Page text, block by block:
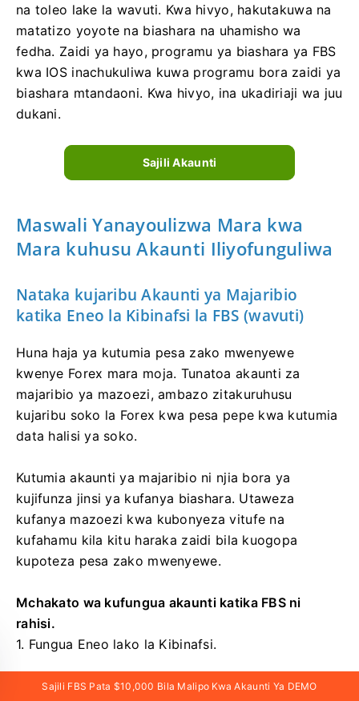
na toleo lake la wavuti. Kwa hivyo, hakutakuwa na
matatizo yoyote na biashara na uhamisho wa
fedha. Zaidi ya hayo, programu ya biashara ya FBS
kwa IOS inachukuliwa kuwa programu bora zaidi ya
biashara mtandaoni. Kwa hivyo, ina ukadiriaji wa juu
dukani.
Sajili Akaunti
Maswali Yanayoulizwa Mara kwa
Mara kuhusu Akaunti Iliyofunguliwa
Nataka kujaribu Akaunti ya Majaribio
katika Eneo la Kibinafsi la FBS (wavuti)
Huna haja ya kutumia pesa zako mwenyewe
kwenye Forex mara moja. Tunatoa akaunti za
majaribio ya mazoezi, ambazo zitakuruhusu
kujaribu soko la Forex kwa pesa pepe kwa kutumia
data halisi ya soko.
Kutumia akaunti ya majaribio ni njia bora ya
kujifunza jinsi ya kufanya biashara. Utaweza
kufanya mazoezi kwa kubonyeza vitufe na
kufahamu kila kitu haraka zaidi bila kuogopa
kupoteza pesa zako mwenyewe.
Mchakato wa kufungua akaunti katika FBS ni
rahisi.
1. Fungua Eneo lako la Kibinafsi.
2. Tafuta sehemu ya "Akaunti za Majaribio" na
Sajili FBS Pata $10,000 Bila Malipo Kwa Akaunti Ya DEMO